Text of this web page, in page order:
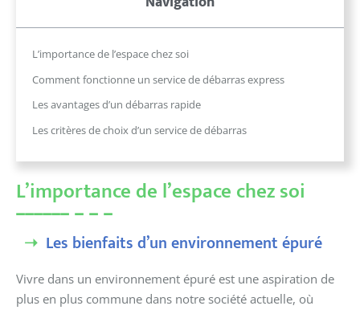
L’importance de l’espace chez soi
Comment fonctionne un service de débarras express
Les avantages d’un débarras rapide
Les critères de choix d’un service de débarras
L’importance de l’espace chez soi
Les bienfaits d’un environnement épuré
Vivre dans un environnement épuré est une aspiration de
plus en plus commune dans notre société actuelle, où